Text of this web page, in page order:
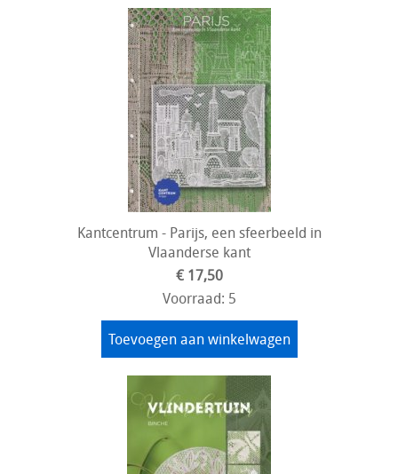
Kantcentrum - Parijs, een sfeerbeeld in
Vlaanderse kant
€ 17,50
Voorraad: 5
Toevoegen aan winkelwagen